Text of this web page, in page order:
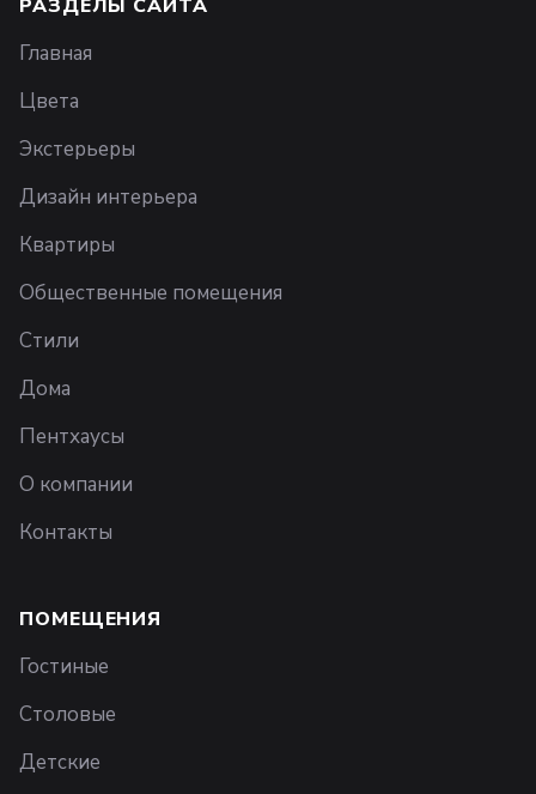
РАЗДЕЛЫ САЙТА
Главная
Цвета
Экстерьеры
Дизайн интерьера
Квартиры
Общественные помещения
Стили
Дома
Пентхаусы
О компании
Контакты
ПОМЕЩЕНИЯ
Гостиные
Столовые
Детские